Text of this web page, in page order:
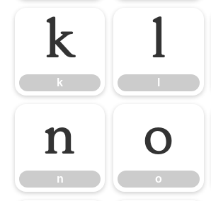
k
k
l
n
n
o
o